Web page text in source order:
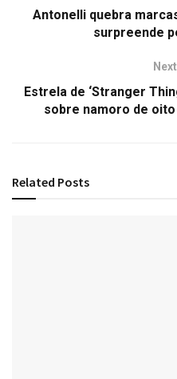
Antonelli quebra
surpreende
Estrela de ‘Stranger
sobre namoro de
Related Posts